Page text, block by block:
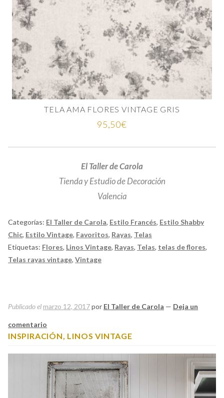
TELA AMA FLORES VINTAGE GRIS
95,50€
El Taller de Carola
Tienda y Estudio de Decoración
Valencia
Categorías: El Taller de Carola, Estilo Francés, Estilo Shabby
Chic, Estilo Vintage, Favoritos, Rayas, Telas
Etiquetas: Flores, Linos Vintage, Rayas, Telas, telas de flores,
Telas rayas vintage, Vintage
Publicado el marzo 12, 2017por El Taller de Carola — Deja un
comentario
INSPIRACIÓN, LINOS VINTAGE